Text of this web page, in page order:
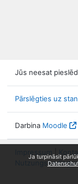
Ja turpināsit
Jūs neesat
Pārslēgties uz
Darbina Moodle
Impressum |